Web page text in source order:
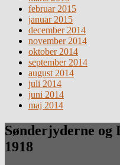
februar 2015
januar 2015
december 2014
november 2014
oktober 2014
september 2014
august 2014
juli 2014
juni 2014
maj 2014
Sønderjyderne og
1918